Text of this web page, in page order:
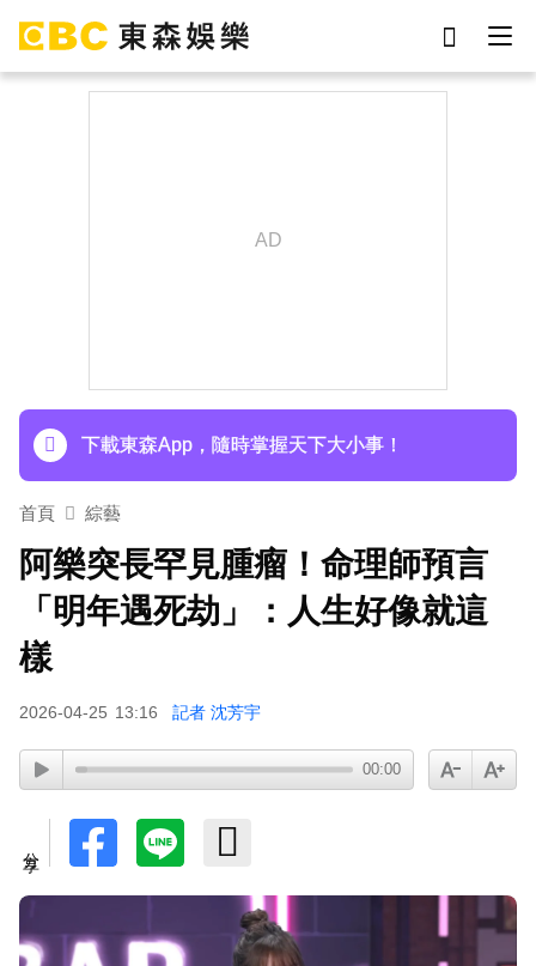
下載東森App，隨時掌握天下大小事！
首頁 綜藝
阿樂突長罕見腫瘤！命理師預言
「明年遇死劫」：人生好像就這
樣
2026-04-25 13:16 記者 沈芳宇
00:00